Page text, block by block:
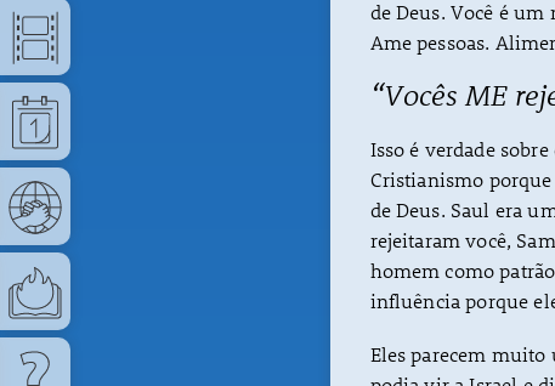
de Deus. Você é um
Ame pessoas.
“Vocês ME
Isso é verdade
Cristianismo
de Deus. Saul era
rejeitaram você,
homem como
influência porque
Eles parecem